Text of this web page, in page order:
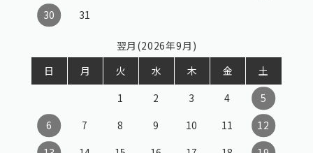
30
31
翌月(2026年9月)
日
月 火 水 木 金
土
1
2 3 4
5
6
7 8 9 10 11
12